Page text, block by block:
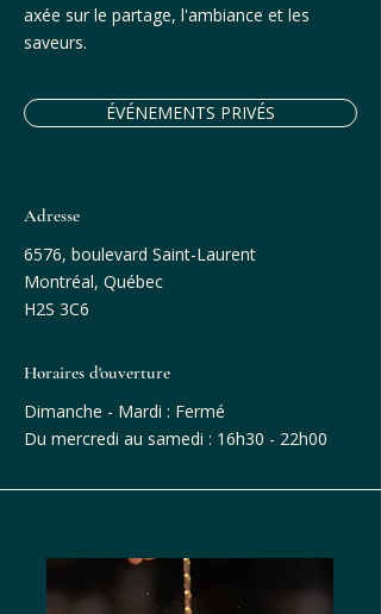
axée sur le partage, l'ambiance et les
saveurs.
ÉVÉNEMENTS PRIVÉS
Adresse
6576, boulevard Saint-Laurent
Montréal, Québec
H2S 3C6
Horaires d'ouverture
Dimanche - Mardi : Fermé
Du mercredi au samedi : 16h30 - 22h00